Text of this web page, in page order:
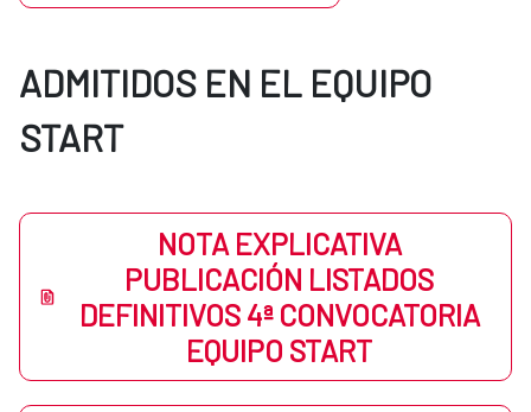
ADMITIDOS EN EL EQUIPO
START
NOTA EXPLICATIVA
PUBLICACIÓN LISTADOS
DEFINITIVOS 4ª CONVOCATORIA
EQUIPO START